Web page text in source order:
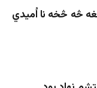
څه څخه نا اُمیدي